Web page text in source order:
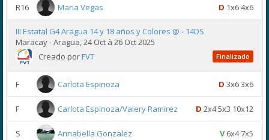
R16 Maria Vegas D 1x6 4x6
III Estatal G4 Aragua 14 y 18 años y Colores @ - 14DS
Maracay - Aragua, 24 Oct à 26 Oct 2025
Creado porFVT Finalizado
F Carlota Espinoza D 3x6 3x6
F Carlota Espinoza/Valery Ramirez D 2x4 5x3 10x12
S Annabella Gonzalez V6x4 7x5